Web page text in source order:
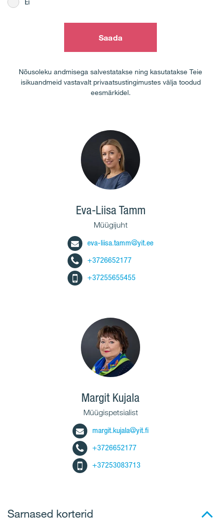
Saada
Nõusoleku andmisega salvestatakse ning kasutatakse Teie
isikuandmeid vastavalt privaatsustingimustes välja toodud
eesmärkidel.
Eva-Liisa Tamm
Müügijuht
eva-liisa.tamm@yit.ee
+3726652177
+37255655455
Margit Kujala
Müügispetsialist
margit.kujala@yit.fi
+3726652177
+37253083713
Sarnased korterid